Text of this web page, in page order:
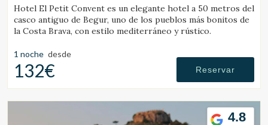
Verificar localizador
Hotel El Petit Convent es un elegante hotel a 50 metros del
casco antiguo de Begur, uno de los pueblos más bonitos de
la Costa Brava, con estilo mediterráneo y rústico.
1 noche desde
132€ Reservar
4.8